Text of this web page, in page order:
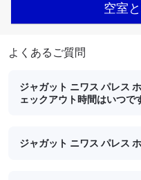
空室
よくあるご質問
ジャガット ニワス パレス
ェックアウト時間はいつで
ジャガット ニワス パレス